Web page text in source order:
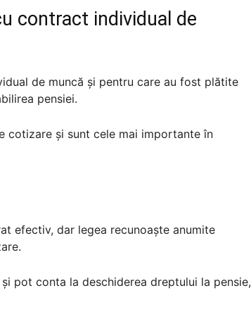
contract individual de
de muncă și pentru care au fost plătite
pensiei.
cotizare și sunt cele mai importante în
efectiv, dar legea recunoaște anumite
pot conta la deschiderea dreptului la pensie,